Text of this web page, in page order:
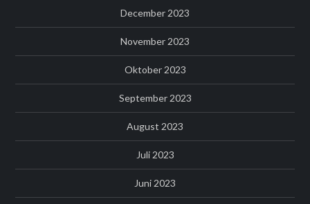
December 2023
November 2023
Oktober 2023
September 2023
August 2023
Juli 2023
Juni 2023